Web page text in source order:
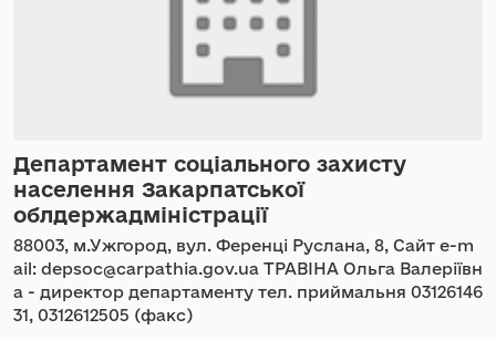
Департамент соціального захисту
населення Закарпатської
облдержадміністрації
88003, м.Ужгород, вул. Ференці Руслана, 8, Сайт e-m
ail: depsoc@carpathia.gov.ua ТРАВІНА Ольга Валеріївн
а - директор департаменту тел. приймальня 03126146
31, 0312612505 (факс)